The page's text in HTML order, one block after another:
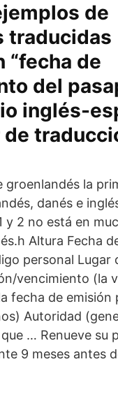
de
traducidas
“fecha de
del
inglés-
groenlandés la
danés e
y 2 no está en
Altura Fecha
personal Lugar
vencimiento (la
fecha de emisión
Autoridad
… Renueve su
9 meses antes